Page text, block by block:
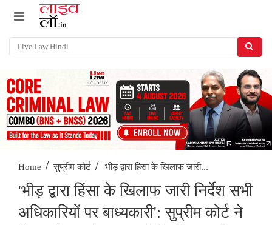
Home / सुप्रीम कोर्ट / 'भीड़ द्वारा हिंसा के खिलाफ जारी...
'भीड़ द्वारा हिंसा के खिलाफ जारी निर्देश सभी
अधिकारियों पर बाध्यकारी': सुप्रीम कोर्ट ने